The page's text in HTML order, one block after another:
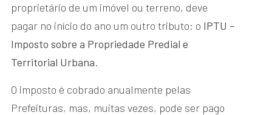
proprietário de um imóvel ou terreno, deve
pagar no início do ano um outro tributo: o IPTU –
Imposto sobre a Propriedade Predial e
Territorial Urbana.
O imposto é cobrado anualmente pelas
Prefeituras, mas, muitas vezes, pode ser pago